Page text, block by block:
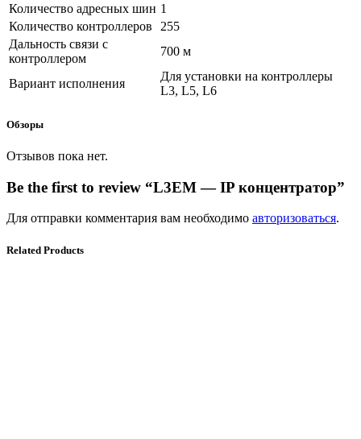
Количество адресных шин 1
Количество контроллеров
255
Дальность связи с
контроллером
700 м
Вариант исполнения
Для установки на контроллеры
L3, L5, L6
Обзоры
Отзывов пока нет.
Be the first to review “L3EM — IP концентратор”
Для отправки комментария вам необходимо авторизоваться.
Related Products